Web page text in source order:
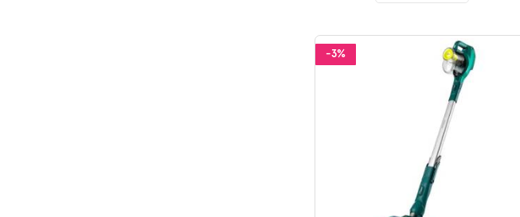
-3%